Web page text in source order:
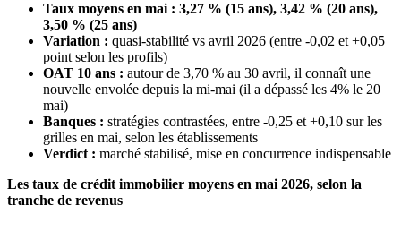
Taux moyens en mai : 3,27 % (15 ans), 3,42 % (20 ans),
3,50 % (25 ans)
Variation : quasi-stabilité vs avril 2026 (entre -0,02 et +0,05
point selon les profils)
OAT 10 ans : autour de 3,70 % au 30 avril, il connaît une
nouvelle envolée depuis la mi-mai (il a dépassé les 4% le 20
mai)
Banques : stratégies contrastées, entre -0,25 et +0,10 sur les
grilles en mai, selon les établissements
Verdict : marché stabilisé, mise en concurrence indispensable
Les taux de crédit immobilier moyens en mai 2026, selon la
tranche de revenus